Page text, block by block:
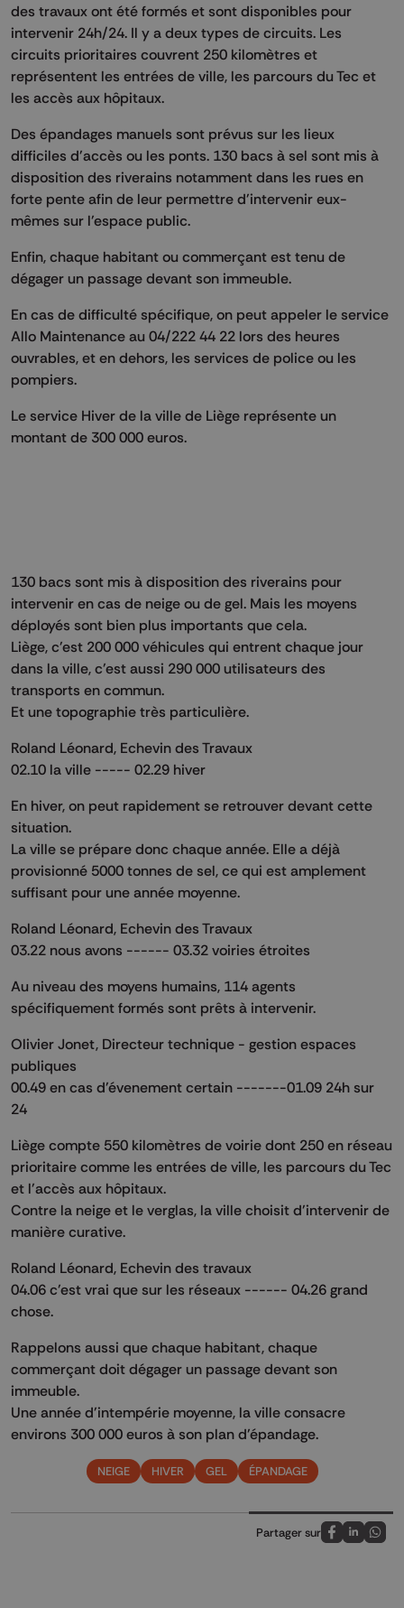
des travaux ont été formés et sont disponibles pour
intervenir 24h/24. Il y a deux types de circuits. Les
circuits prioritaires couvrent 250 kilomètres et
représentent les entrées de ville, les parcours du Tec et
les accès aux hôpitaux.
Des épandages manuels sont prévus sur les lieux
difficiles d'accès ou les ponts. 130 bacs à sel sont mis à
disposition des riverains notamment dans les rues en
forte pente afin de leur permettre d'intervenir eux-
mêmes sur l'espace public.
Enfin, chaque habitant ou commerçant est tenu de
dégager un passage devant son immeuble.
En cas de difficulté spécifique, on peut appeler le service
Allo Maintenance au 04/222 44 22 lors des heures
ouvrables, et en dehors, les services de police ou les
pompiers.
Le service Hiver de la ville de Liège représente un
montant de 300 000 euros.
130 bacs sont mis à disposition des riverains pour
intervenir en cas de neige ou de gel. Mais les moyens
déployés sont bien plus importants que cela.
Liège, c'est 200 000 véhicules qui entrent chaque jour
dans la ville, c'est aussi 290 000 utilisateurs des
transports en commun.
Et une topographie très particulière.
Roland Léonard, Echevin des Travaux
02.10 la ville ----- 02.29 hiver
En hiver, on peut rapidement se retrouver devant cette
situation.
La ville se prépare donc chaque année. Elle a déjà
provisionné 5000 tonnes de sel, ce qui est amplement
suffisant pour une année moyenne.
Roland Léonard, Echevin des Travaux
03.22 nous avons ------ 03.32 voiries étroites
Au niveau des moyens humains, 114 agents
spécifiquement formés sont prêts à intervenir.
Olivier Jonet, Directeur technique - gestion espaces
publiques
00.49 en cas d'évenement certain -------01.09 24h sur
24
Liège compte 550 kilomètres de voirie dont 250 en réseau
prioritaire comme les entrées de ville, les parcours du Tec
et l'accès aux hôpitaux.
Contre la neige et le verglas, la ville choisit d'intervenir de
manière curative.
Roland Léonard, Echevin des travaux
04.06 c'est vrai que sur les réseaux ------ 04.26 grand
chose.
Rappelons aussi que chaque habitant, chaque
commerçant doit dégager un passage devant son
immeuble.
Une année d'intempérie moyenne, la ville consacre
environs 300 000 euros à son plan d'épandage.
NEIGE HIVER GEL ÉPANDAGE
Partager sur
Partagez sur
Partagez